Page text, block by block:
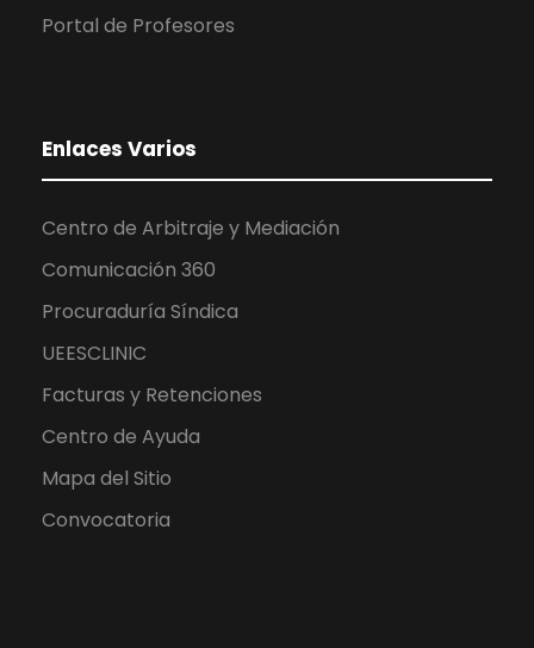
Portal de Profesores
Enlaces Varios
Centro de Arbitraje y Mediación
Comunicación 360
Procuraduría Síndica
UEESCLINIC
Facturas y Retenciones
Centro de Ayuda
Mapa del Sitio
Convocatoria